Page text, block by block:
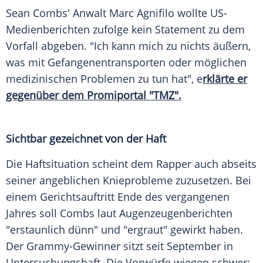
Sean Combs' Anwalt Marc Agnifilo wollte US-
Medienberichten zufolge kein Statement zu dem
Vorfall abgeben. "Ich kann mich zu nichts äußern,
was mit Gefangenentransporten oder möglichen
medizinischen Problemen zu tun hat", erklärte er
gegenüber dem Promiportal "TMZ".
Sichtbar gezeichnet von der Haft
Die Haftsituation scheint dem Rapper auch abseits
seiner angeblichen Knieprobleme zuzusetzen. Bei
einem Gerichtsauftritt Ende des vergangenen
Jahres soll Combs laut Augenzeugenberichten
"erstaunlich dünn" und "ergraut" gewirkt haben.
Der Grammy-Gewinner sitzt seit September in